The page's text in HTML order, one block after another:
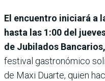
El encuentro iniciará a
hasta las 1:00 del
de Jubilados
festival gastronómico
de Maxi Duarte, quien